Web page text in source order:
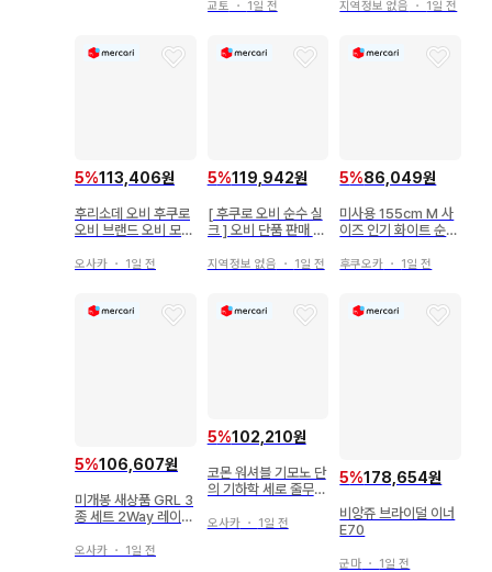
교토 ・ 1일 전
크 실크 여름 기모노
지역정보 없음 ・ 1일 전
5%113,406원
후리소데 오비 후쿠로
오비 브랜드 오비 모란
기모노 042tz
오사카 ・ 1일 전
5%119,942원
[ 후쿠로 오비 순수 실
크 ] 오비 단품 판매 후
지역정보 없음 ・ 1일 전
5%86,049원
미사용 155cm M 사
이즈 인기 화이트 순수
후쿠오카 ・ 1일 전
5%106,607원
미개봉 새상품 GRL 3
종 세트 2Way 레이스
카타 tu2090
오사카 ・ 1일 전
5%102,210원
코몬 워셔블 기모노 단
의 기하학 세로 줄무늬
기모노 041tz
오사카・ 1일 전
5%178,654원
비앙쥬 브라이덜 이너
E70
군마 ・ 1일 전